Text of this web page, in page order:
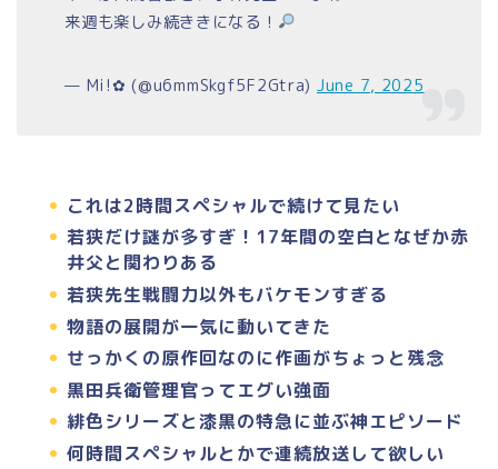
来週も楽しみ続ききになる！
— Mi!✿ (@u6mmSkgf5F2Gtra) June 7, 2025
これは2時間スペシャルで続けて見たい
若狭だけ謎が多すぎ！17年間の空白となぜか赤
井父と関わりある
若狭先生戦闘力以外もバケモンすぎる
物語の展開が一気に動いてきた
せっかくの原作回なのに作画がちょっと残念
黒田兵衛管理官ってエグい強面
緋色シリーズと漆黒の特急に並ぶ神エピソード
何時間スペシャルとかで連続放送して欲しい